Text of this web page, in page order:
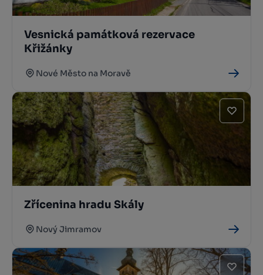
Vesnická památková rezervace
Křižánky
Nové Město na Moravě
Zřícenina hradu Skály
Nový Jimramov